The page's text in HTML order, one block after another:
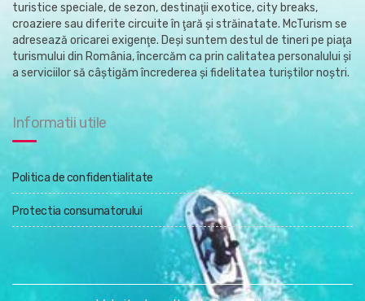
turistice speciale, de sezon, destinaţii exotice, city breaks,
croaziere sau diferite circuite în ţară şi străinatate. McTurism se
adresează oricarei exigenţe. Deşi suntem destul de tineri pe piaţa
turismului din România, încercăm ca prin calitatea personalului şi
a serviciilor să câştigăm încrederea şi fidelitatea turiştilor noştri.
Informatii utile
Politica de confidentialitate
Protectia consumatorului